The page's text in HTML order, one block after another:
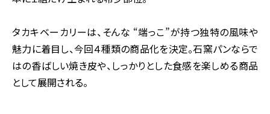
タカキベーカリーは、そんな “端っこ”が持つ独特の風味や
魅力に着目し、今回４種類の商品化を決定。石窯パンならで
はの香ばしい焼き皮や、しっかりとした食感を楽しめる商品
として展開される。